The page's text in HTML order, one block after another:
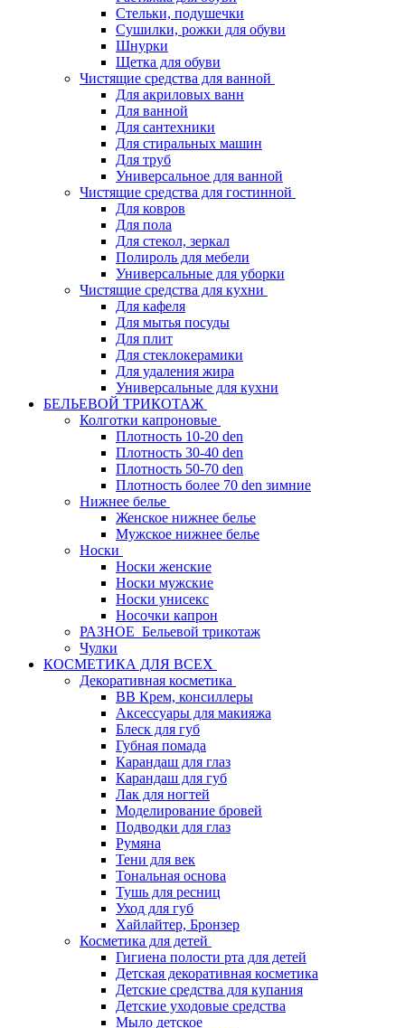
Стельки, подушечки
Сушилки, рожки для обуви
Шнурки
Щетка для обуви
Чистящие средства для ванной
Для акриловых ванн
Для ванной
Для сантехники
Для стиральных машин
Для труб
Универсальное для ванной
Чистящие средства для гостинной
Для ковров
Для пола
Для стекол, зеркал
Полироль для мебели
Универсальные для уборки
Чистящие средства для кухни
Для кафеля
Для мытья посуды
Для плит
Для стеклокерамики
Для удаления жира
Универсальные для кухни
БЕЛЬЕВОЙ ТРИКОТАЖ
Колготки капроновые
Плотность 10-20 den
Плотность 30-40 den
Плотность 50-70 den
Плотность более 70 den зимние
Нижнее белье
Женское нижнее белье
Мужское нижнее белье
Носки
Носки женские
Носки мужские
Носки унисекс
Носочки капрон
РАЗНОЕ_Бельевой трикотаж
Чулки
КОСМЕТИКА ДЛЯ ВСЕХ
Декоративная косметика
BB Крем, консиллеры
Аксессуары для макияжа
Блеск для губ
Губная помада
Карандаш для глаз
Карандаш для губ
Лак для ногтей
Моделирование бровей
Подводки для глаз
Румяна
Тени для век
Тональная основа
Тушь для ресниц
Уход для губ
Хайлайтер, Бронзер
Косметика для детей
Гигиена полости рта для детей
Детская декоративная косметика
Детские средства для купания
Детские уходовые средства
Мыло детское